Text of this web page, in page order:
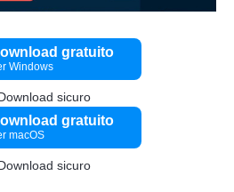
gratuito
Windows
sicuro
gratuito
macOS
sicuro